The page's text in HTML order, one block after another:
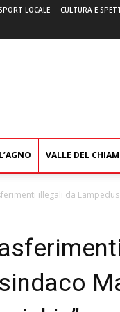
LOCALE CULTURA E
VALLE DEL
illegali da